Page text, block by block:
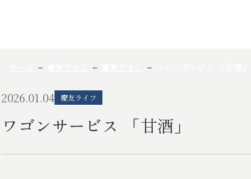
慶友ライフ 慶友ライフ ワゴンサービス 「甘酒」
2026.01.04 慶友ライフ
ワゴンサービス 「甘酒」